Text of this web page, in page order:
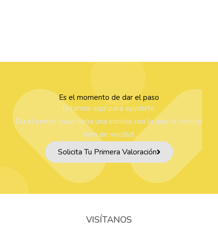
Es el momento de dar el paso
Estamos aquí para ayudarte.
Da el primer paso hacia una sonrisa con la que te sientas
bien de verdad.
Solicita Tu Primera Valoración
VISÍTANOS